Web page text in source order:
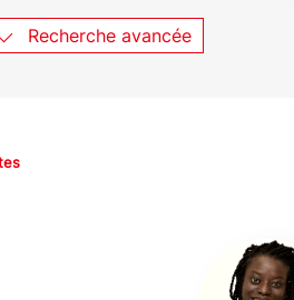
Recherche avancée